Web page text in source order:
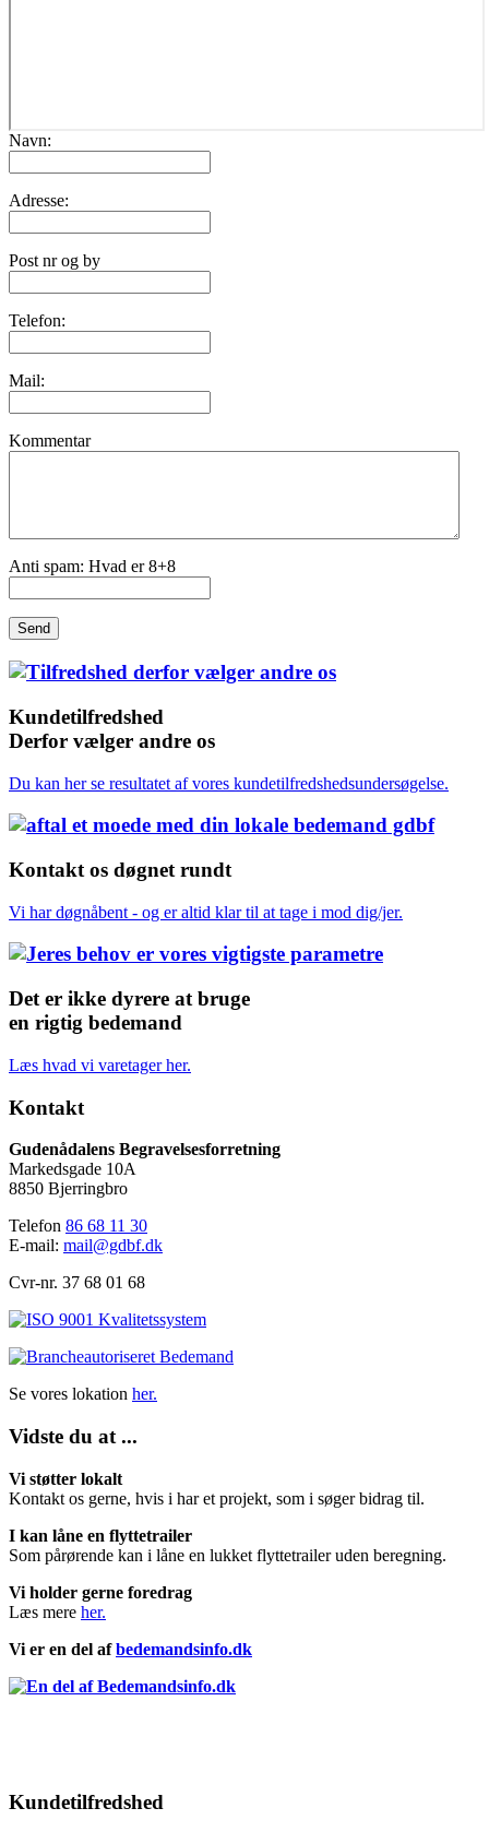
Navn:
Adresse:
Post nr og by
Telefon:
Mail:
Kommentar
Anti spam: Hvad er 8+8
Send
Kundetilfredshed
Derfor vælger andre os
Du kan her se resultatet af vores kundetilfredshedsundersøgelse.
Kontakt os døgnet rundt
Vi har døgnåbent - og er altid klar til at tage i mod dig/jer.
Det er ikke dyrere at bruge
en rigtig bedemand
Læs hvad vi varetager her.
Kontakt
Gudenådalens Begravelsesforretning
Markedsgade 10A
8850 Bjerringbro
Telefon 86 68 11 30
E-mail: mail@gdbf.dk
Cvr-nr. 37 68 01 68
Se vores lokation her.
Vidste du at ...
Vi støtter lokalt
Kontakt os gerne, hvis i har et projekt, som i søger bidrag til.
I kan låne en flyttetrailer
Som pårørende kan i låne en lukket flyttetrailer uden beregning.
Vi holder gerne foredrag
Læs mere her.
Vi er en del afbedemandsinfo.dk
Kundetilfredshed